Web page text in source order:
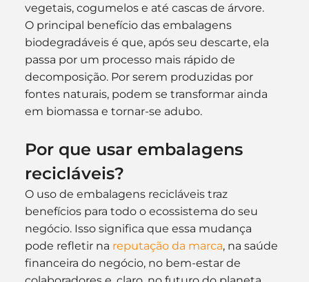
vegetais, cogumelos e até cascas de árvore.
O principal benefício das embalagens
biodegradáveis é que, após seu descarte, ela
passa por um processo mais rápido de
decomposição. Por serem produzidas por
fontes naturais, podem se transformar ainda
em biomassa e tornar-se adubo.
Por que usar embalagens
recicláveis?
O uso de embalagens recicláveis traz
benefícios para todo o ecossistema do seu
negócio. Isso significa que essa mudança
pode refletir na reputação da marca, na saúde
financeira do negócio, no bem-estar de